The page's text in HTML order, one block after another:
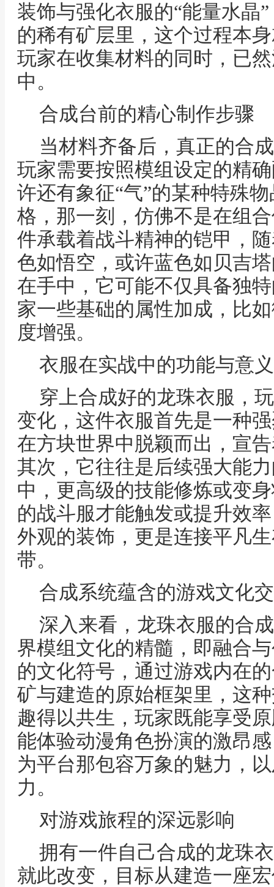
装饰与强化衣服的“能量水晶
的稀有矿层里，这个过程本
玩家在收集材料的同时，已
中。
合成台前的精心制作步骤
当材料齐备后，真正的合
玩家需要按照模组设定的精
许还有象征“气”的某种特殊
格，那一刻，仿佛不是在组
件承载着战斗精神的铠甲，
色如悟空，或许蓝色如贝吉
在手中，它可能不仅具备独
家一些基础的属性加成，比
度增强。
衣服在实战中的功能与意义
穿上合成好的龙珠衣服，
变化，这件衣服首先是一种
在方块世界中脱颖而出，宣
其次，它往往是后续强大能
中，更高级的技能修炼或变
的战斗服才能触发或提升效
外观的装饰，更是连接平凡
带。
合成系统蕴含的游戏文化
深入来看，龙珠衣服的合
界模组文化的精髓，即融合
的文化符号，通过游戏内在
矿与建造的原始框架里，这
趣得以共生，玩家既能享受
能体验动漫角色扮演的激昂
为平台那包容万象的魅力，
力。
对游戏旅程的深远影响
拥有一件自己合成的龙珠
就此改变，目标从建造一座